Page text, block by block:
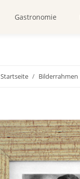
Gastronomie
Startseite Bilderrahmen